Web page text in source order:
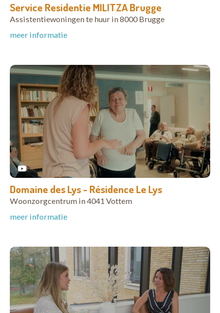
Service Residentie MILITZA Brugge
Assistentiewoningen te huur in 8000 Brugge
meer informatie
Domaine des Lys - Résidence Le Lys
Woonzorgcentrum in 4041 Vottem
meer informatie